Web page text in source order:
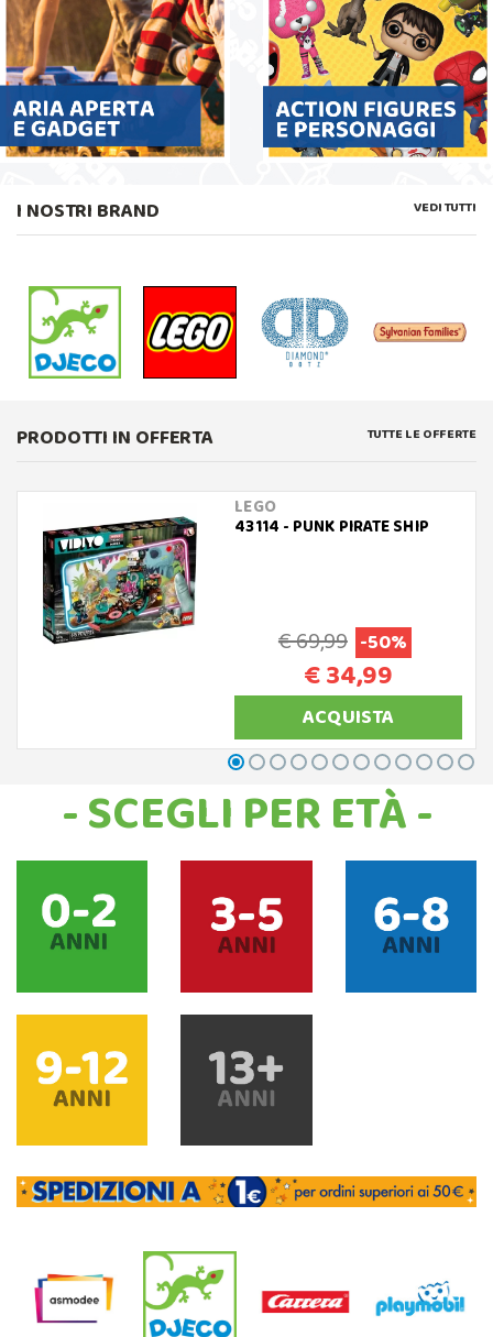
I NOSTRI BRAND VEDI TUTTI
PRODOTTI IN OFFERTA TUTTE LE OFFERTE
LEGO
43114 - PUNK PIRATE SHIP
€ 69,99 -50%
€ 34,99
ACQUISTA
- SCEGLI PER ETÀ -